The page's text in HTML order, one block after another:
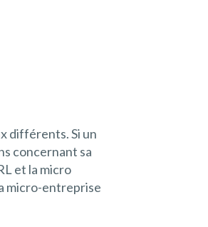
différents. Si un
concernant sa
et la micro
micro-entreprise